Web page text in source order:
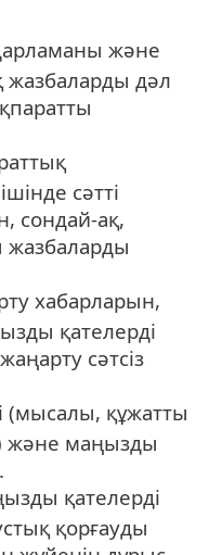
және
дәл
сәтті
сондай-ақ,
жазбаларды
хабарларын,
қателерді
сәтсіз
(мысалы, құжатты
және маңызды
қателерді
қорғауды